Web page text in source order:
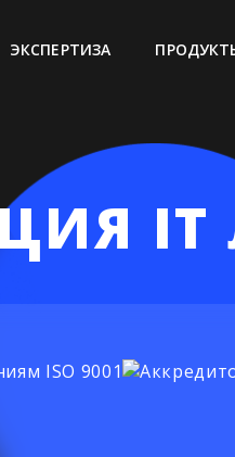
ЭКСПЕРТИЗА